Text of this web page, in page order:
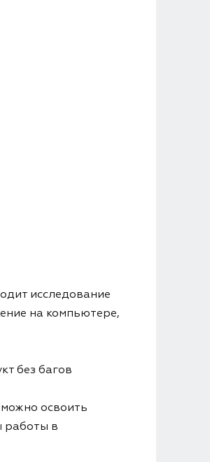
исследование
на компьютере,
без багов
можно освоить
работы в